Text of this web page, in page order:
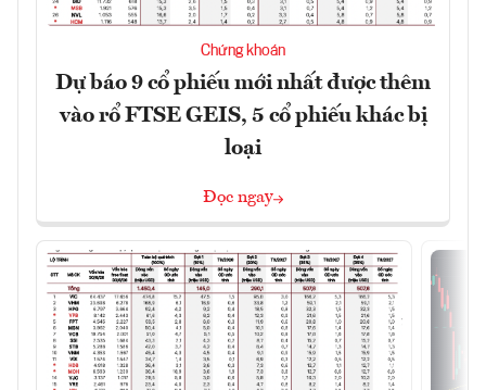
Chứng khoán
Dự báo 9 cổ phiếu mới nhất được thêm
vào rổ FTSE GEIS, 5 cổ phiếu khác bị
loại
Đọc ngay